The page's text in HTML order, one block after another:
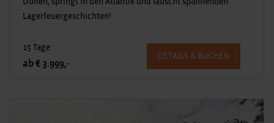
Dünen, springt in den Atlantik und lauscht spannenden
Lagerfeuergeschichten!
15 Tage
ab € 3.999,-
DETAILS & BUCHEN